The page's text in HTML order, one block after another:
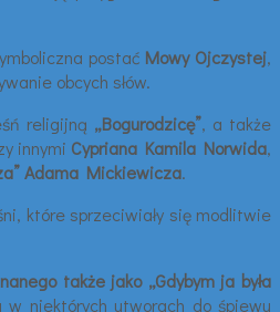
postać Mowy Ojczystej,
obcych słów.
religijną „Bogurodzicę”, a także
innymi Cypriana Kamila Norwida,
Adama Mickiewicza.
które sprzeciwiały się modlitwie
także jako „Gdybym ja była
w niektórych utworach do śpiewu